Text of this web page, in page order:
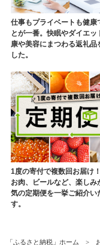
仕事もプライベートも健康
とが一番。快眠やダイエッ
康や美容にまつわる返礼品
した。
1度の寄付で複数回お届け
お肉、ビールなど、楽しみ
気の定期便を一挙ご紹介い
す。
「ふるさと納税」ホーム